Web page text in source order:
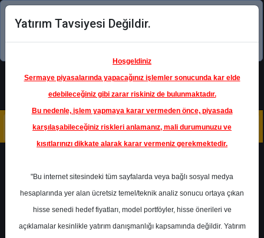
Şimdi uygulamayı indirin!
Ana Sayfa Raporlar
Garanti BBVA
Rapor Detay
Yatırım Tavsiyesi Değildir.
Hoşgeldiniz
Sermaye piyasalarında yapacağınız işlemler sonucunda kar elde
edebileceğiniz gibi zarar riskiniz de bulunmaktadır.
Bu nedenle, işlem yapmaya karar vermeden önce, piyasada
karşılaşabileceğiniz riskleri anlamanız, mali durumunuzu ve
kısıtlarınızı dikkate alarak karar vermeniz gerekmektedir.
"Bu internet sitesindeki tüm sayfalarda veya bağlı sosyal medya
hesaplarında yer alan ücretsiz temel/teknik analiz sonucu ortaya çıkan
hisse senedi hedef fiyatları, model portföyler, hisse önerileri ve
açıklamalar kesinlikle yatırım danışmanlığı kapsamında değildir. Yatırım